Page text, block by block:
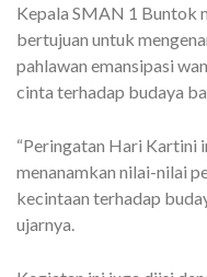
Kepala SMAN 1 Buntok
bertujuan untuk
pahlawan emansipasi
cinta terhadap budaya
“Peringatan Hari Kartini
menanamkan nilai-nilai
kecintaan terhadap
ujarnya.